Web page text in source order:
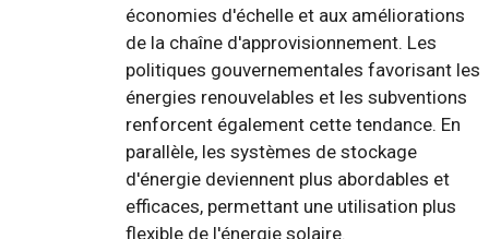
économies d'échelle et aux améliorations
de la chaîne d'approvisionnement. Les
politiques gouvernementales favorisant les
énergies renouvelables et les subventions
renforcent également cette tendance. En
parallèle, les systèmes de stockage
d'énergie deviennent plus abordables et
efficaces, permettant une utilisation plus
flexible de l'énergie solaire.